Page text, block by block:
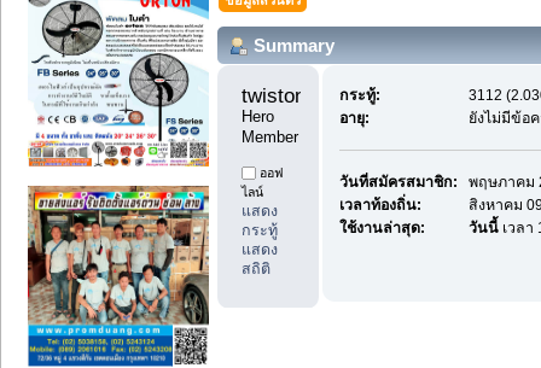
Summary
Hero
Member
ออฟ
ไลน์
แสดง
กระทู้
แสดง
สถิติ
กระทู้:
3112
อายุ:
ยังไม่มีข้อ
วันที่สมัครสมาชิก:
พฤษภาคม
เวลาท้องถิ่น:
สิงหาคม
ใช้งานล่าสุด:
วันนี้ เวลา